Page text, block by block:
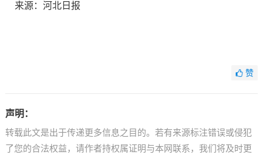
来源：河北日报
赞
声明：
转载此文是出于传递更多信息之目的。若有来源标注错误或侵犯
了您的合法权益，请作者持权属证明与本网联系，我们将及时更